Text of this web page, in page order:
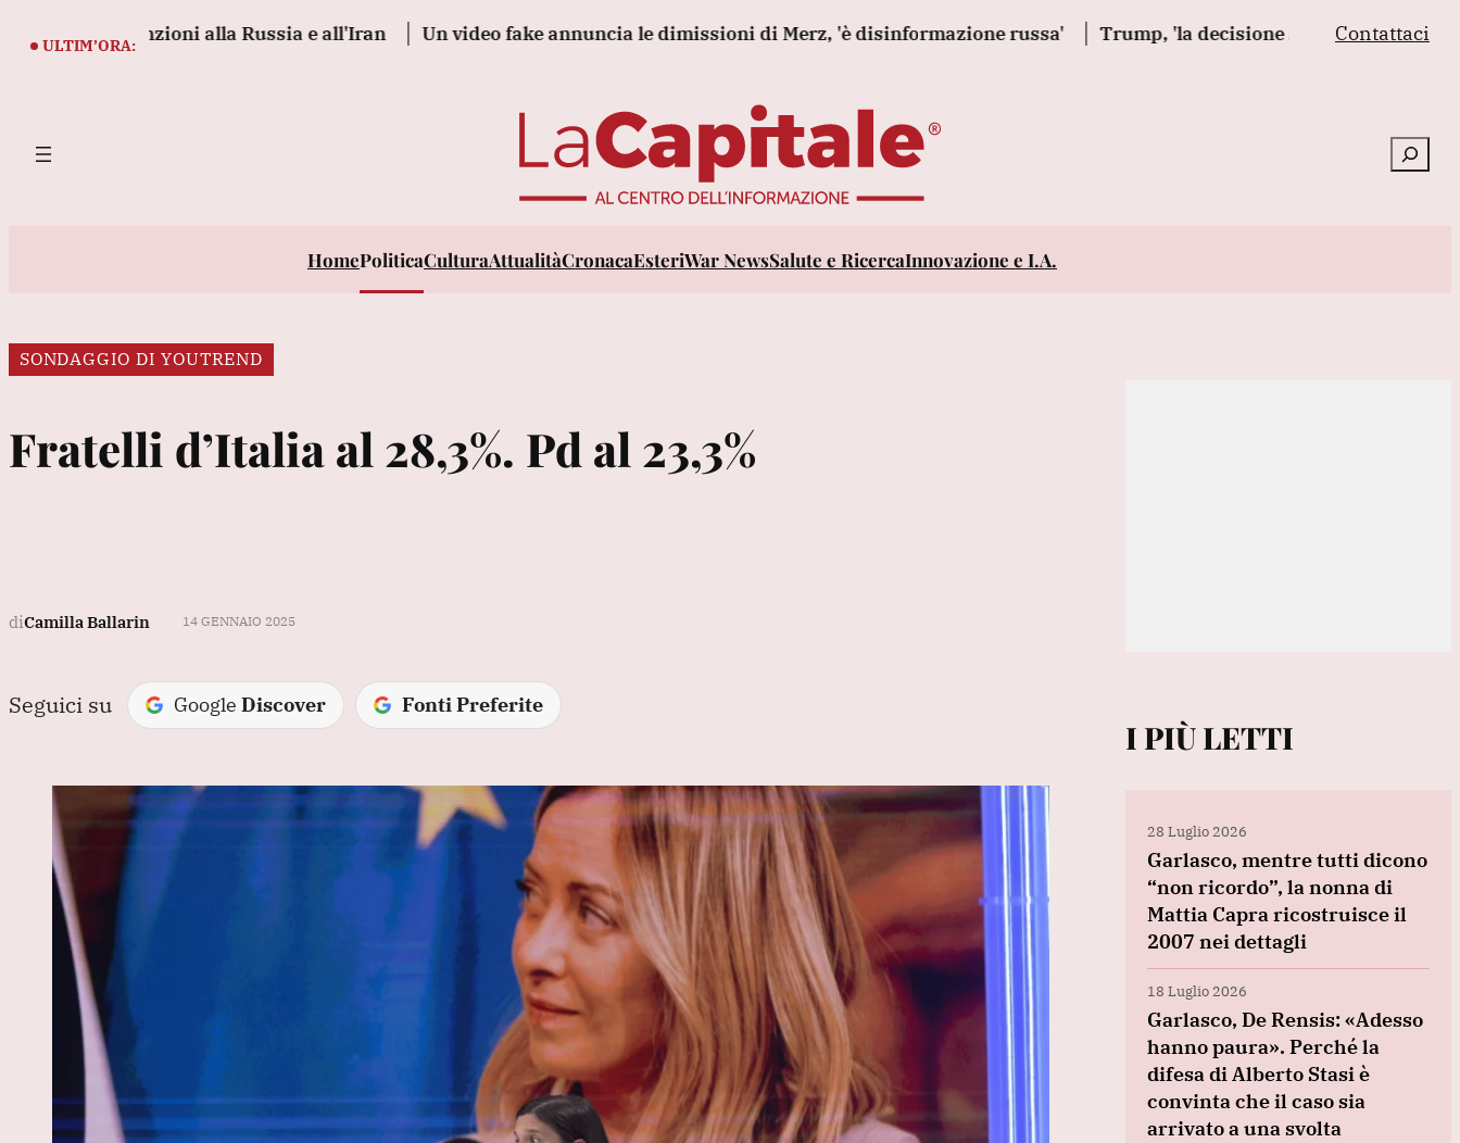
ULTIM’ORA:
sanzioni alla Russia e all'Iran Un video fake annuncia le dimissioni di Merz, 'è disinformazione russa' Trump, 'la decisione sul salone delle feste è
Contattaci
Cerca
HomePoliticaCulturaAttualitàCronacaEsteriWar NewsSalute e RicercaInnovazione e I.A.
SONDAGGIO DI YOUTREND
Fratelli d’Italia al 28,3%. Pd al 23,3%
diCamilla Ballarin 14 GENNAIO 2025
Seguici su Google Discover Fonti Preferite
I PIÙ LETTI
28 Luglio 2026
Garlasco, mentre tutti dicono
“non ricordo”, la nonna di
Mattia Capra ricostruisce il
2007 nei dettagli
18 Luglio 2026
Garlasco, De Rensis: «Adesso
hanno paura». Perché la
difesa di Alberto Stasi è
convinta che il caso sia
arrivato a una svolta